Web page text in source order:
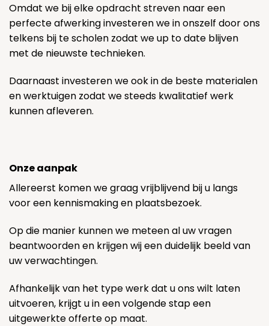
Omdat we bij elke opdracht streven naar een
perfecte afwerking investeren we in onszelf door ons
telkens bij te scholen zodat we up to date blijven
met de nieuwste technieken.
Daarnaast investeren we ook in de beste materialen
en werktuigen zodat we steeds kwalitatief werk
kunnen afleveren.
Onze aanpak
Allereerst komen we graag vrijblijvend bij u langs
voor een kennismaking en plaatsbezoek.
Op die manier kunnen we meteen al uw vragen
beantwoorden en krijgen wij een duidelijk beeld van
uw verwachtingen.
Afhankelijk van het type werk dat u ons wilt laten
uitvoeren, krijgt u in een volgende stap een
uitgewerkte offerte op maat.